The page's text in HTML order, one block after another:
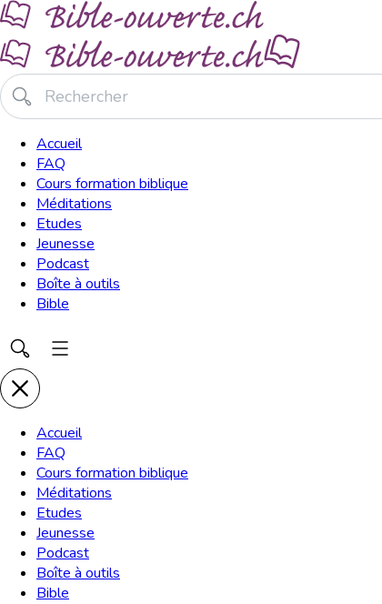
Accueil
FAQ
Cours formation biblique
Méditations
Etudes
Jeunesse
Podcast
Boîte à outils
Bible
Accueil
FAQ
Cours formation biblique
Méditations
Etudes
Jeunesse
Podcast
Boîte à outils
Bible